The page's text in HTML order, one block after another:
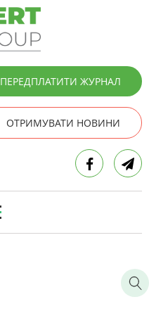
ПЕРЕДПЛАТИТИ ЖУРНАЛ
ОТРИМУВАТИ НОВИНИ